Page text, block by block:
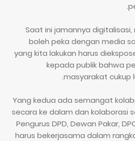
"Saat ini jamannya
boleh peka dengan media
yang kita lakukan harus
kepada publik bahwa
masyarakat cukup
Yang kedua ada semangat
secara ke dalam dan kolaborasi
Pengurus DPD, Dewan Pakar,
harus bekerjasama dalam